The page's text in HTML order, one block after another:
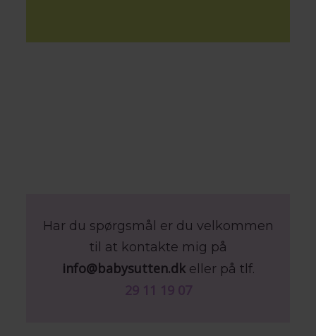
Har du spørgsmål er du velkommen
til at kontakte mig på
info@babysutten.dkeller på tlf.
29 11 19 07